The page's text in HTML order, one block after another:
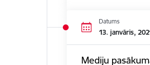
Datums
13. janvāris,
Mediju